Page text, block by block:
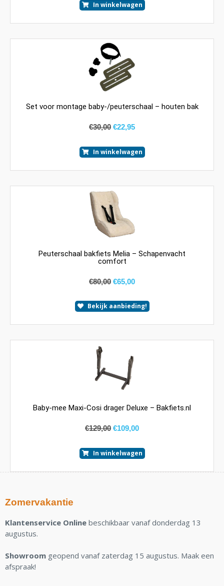
In winkelwagen
Set voor montage baby-/peuterschaal – houten bak
€30,00 €22,95
In winkelwagen
Peuterschaal bakfiets Melia – Schapenvacht
comfort
€80,00 €65,00
Bekijk aanbieding!
Baby-mee Maxi-Cosi drager Deluxe – Bakfiets.nl
€129,00 €109,00
In winkelwagen
Zomervakantie
Klantenservice Online beschikbaar vanaf donderdag 13
augustus.
Showroom geopend vanaf zaterdag 15 augustus. Maak een
afspraak!